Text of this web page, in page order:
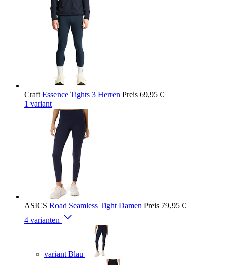
Craft Essence Tights 3 Herren Preis 69,95 €
1 variant
ASICS Road Seamless Tight Damen Preis 79,95 €
4 varianten
variant Blau